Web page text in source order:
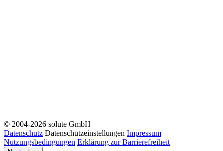
© 2004-2026 solute GmbH
Datenschutz Datenschutzeinstellungen Impressum
Nutzungsbedingungen Erklärung zur Barrierefreiheit